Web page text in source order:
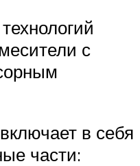
с
в себя
части: